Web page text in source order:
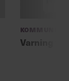
Varning